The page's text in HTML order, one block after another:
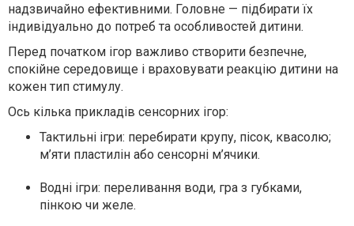
надзвичайно ефективними. Головне — підбирати їх
індивідуально до потреб та особливостей дитини.
Перед початком ігор важливо створити безпечне,
спокійне середовище і враховувати реакцію дитини на
кожен тип стимулу.
Ось кілька прикладів сенсорних ігор:
Тактильні ігри: перебирати крупу, пісок, квасолю;
м’яти пластилін або сенсорні м’ячики.
Водні ігри: переливання води, гра з губками,
пінкою чи желе.